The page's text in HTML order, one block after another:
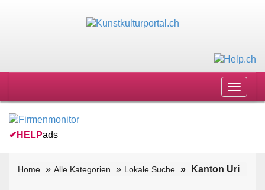
Toggle
✔ HELPads
Home Alle Kategorien Lokale Suche Kanton Uri